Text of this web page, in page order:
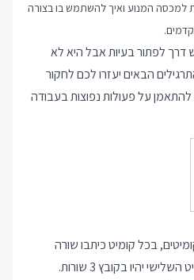
למכסה המנוע ואיך להשתמש בו בצורה
דרך לפתור בעיות אבל היא לא
ברורה. אני מקווה ש 18 התרגילים הבאים יעזרו לכם לחקור
להתאמן על פעולות נפוצות בעבודה
פרויקט עם קובץ אחד ו-3 קומיטים, בכל קומיט כיתבו שורה
יהיו בקובץ 3 שורות.